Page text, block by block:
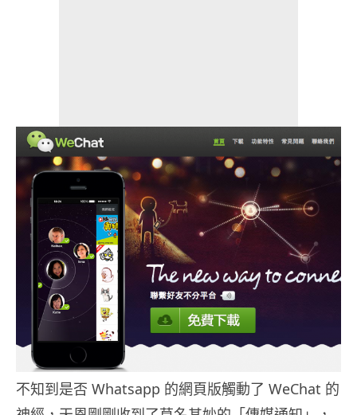
不知到是否 Whatsapp 的網頁版觸動了 WeChat 的